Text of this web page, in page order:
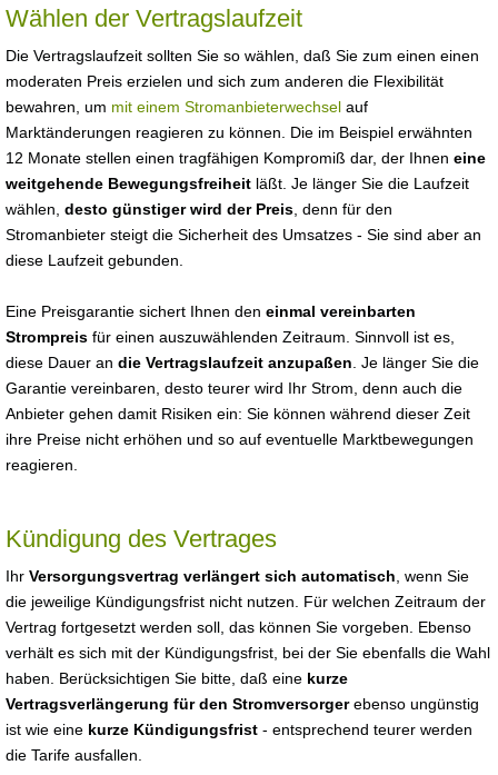
Wählen der Vertragslaufzeit
Die Vertragslaufzeit sollten Sie so wählen, daß Sie zum einen einen
moderaten Preis erzielen und sich zum anderen die Flexibilität
bewahren, um mit einem Stromanbieterwechsel auf
Marktänderungen reagieren zu können. Die im Beispiel erwähnten
12 Monate stellen einen tragfähigen Kompromiß dar, der Ihnen eine
weitgehende Bewegungsfreiheit läßt. Je länger Sie die Laufzeit
wählen, desto günstiger wird der Preis , denn für den
Stromanbieter steigt die Sicherheit des Umsatzes - Sie sind aber an
diese Laufzeit gebunden.
Eine Preisgarantie sichert Ihnen den einmal vereinbarten
Strompreis für einen auszuwählenden Zeitraum. Sinnvoll ist es,
diese Dauer an die Vertragslaufzeit anzupaßen . Je länger Sie die
Garantie vereinbaren, desto teurer wird Ihr Strom, denn auch die
Anbieter gehen damit Risiken ein: Sie können während dieser Zeit
ihre Preise nicht erhöhen und so auf eventuelle Marktbewegungen
reagieren.
Kündigung des Vertrages
Ihr Versorgungsvertrag verlängert sich automatisch , wenn Sie
die jeweilige Kündigungsfrist nicht nutzen. Für welchen Zeitraum der
Vertrag fortgesetzt werden soll, das können Sie vorgeben. Ebenso
verhält es sich mit der Kündigungsfrist, bei der Sie ebenfalls die Wahl
haben. Berücksichtigen Sie bitte, daß eine kurze
Vertragsverlängerung für den Stromversorgerebenso ungünstig
ist wie eine kurze Kündigungsfrist - entsprechend teurer werden
die Tarife ausfallen.